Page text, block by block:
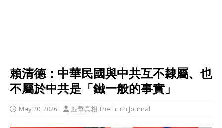
賴清德：中華民國與中共互不隸屬、也
不屬於中共是「鐵一般的事實」
May 20, 2026 點擊真相 The Truth Journal